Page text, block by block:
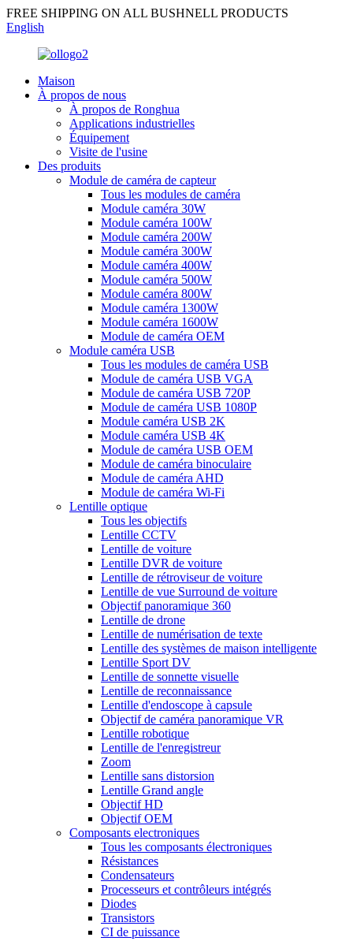
FREE SHIPPING ON ALL BUSHNELL PRODUCTS
English
Maison
À propos de nous
À propos de Ronghua
Applications industrielles
Équipement
Visite de l'usine
Des produits
Module de caméra de capteur
Tous les modules de caméra
Module caméra 30W
Module caméra 100W
Module caméra 200W
Module caméra 300W
Module caméra 400W
Module caméra 500W
Module caméra 800W
Module caméra 1300W
Module caméra 1600W
Module de caméra OEM
Module caméra USB
Tous les modules de caméra USB
Module de caméra USB VGA
Module de caméra USB 720P
Module de caméra USB 1080P
Module caméra USB 2K
Module caméra USB 4K
Module de caméra USB OEM
Module de caméra binoculaire
Module de caméra AHD
Module de caméra Wi-Fi
Lentille optique
Tous les objectifs
Lentille CCTV
Lentille de voiture
Lentille DVR de voiture
Lentille de rétroviseur de voiture
Lentille de vue Surround de voiture
Objectif panoramique 360
Lentille de drone
Lentille de numérisation de texte
Lentille des systèmes de maison intelligente
Lentille Sport DV
Lentille de sonnette visuelle
Lentille de reconnaissance
Lentille d'endoscope à capsule
Objectif de caméra panoramique VR
Lentille robotique
Lentille de l'enregistreur
Zoom
Lentille sans distorsion
Lentille Grand angle
Objectif HD
Objectif OEM
Composants electroniques
Tous les composants électroniques
Résistances
Condensateurs
Processeurs et contrôleurs intégrés
Diodes
Transistors
CI de puissance